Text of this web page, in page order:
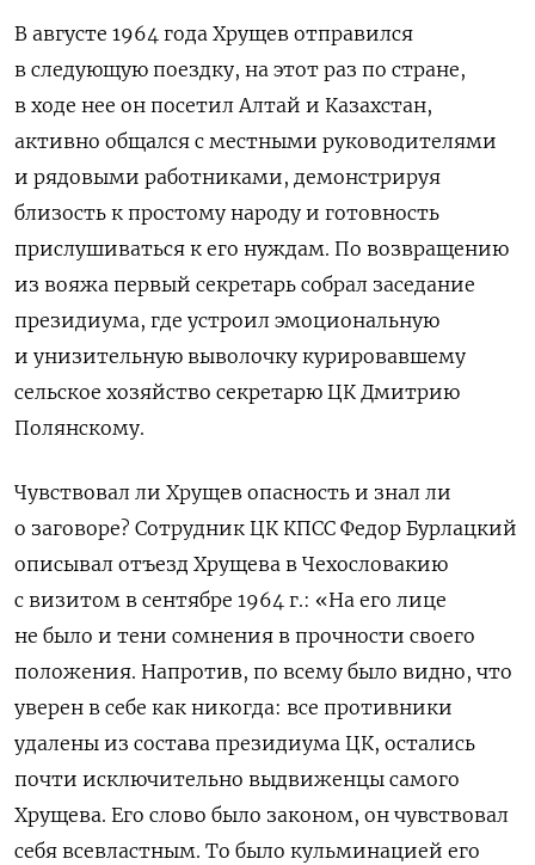
В августе 1964 года Хрущев отправился
в следующую поездку, на этот раз по стране,
в ходе нее он посетил Алтай и Казахстан,
активно общался с местными руководителями
и рядовыми работниками, демонстрируя
близость к простому народу и готовность
прислушиваться к его нуждам. По возвращению
из вояжа первый секретарь собрал заседание
президиума, где устроил эмоциональную
и унизительную выволочку курировавшему
сельское хозяйство секретарю ЦК Дмитрию
Полянскому.
Чувствовал ли Хрущев опасность и знал ли
о заговоре? Сотрудник ЦК КПСС Федор Бурлацкий
описывал отъезд Хрущева в Чехословакию
с визитом в сентябре 1964 г.: «На его лице
не было и тени сомнения в прочности своего
положения. Напротив, по всему было видно, что
уверен в себе как никогда: все противники
удалены из состава президиума ЦК, остались
почти исключительно выдвиженцы самого
Хрущева. Его слово было законом, он чувствовал
себя всевластным. То было кульминацией его